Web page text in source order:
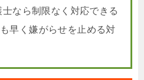
士なら制限なく対応できる
早く嫌がらせを止める対